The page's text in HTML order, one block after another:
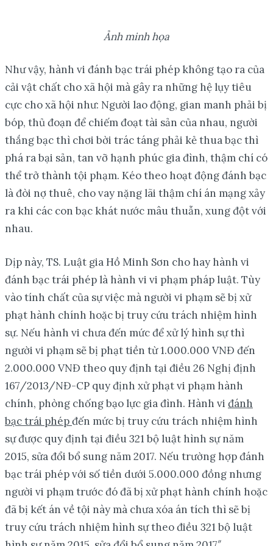
Ảnh minh họa
Như vậy, hành vi đánh bạc trái phép không tạo ra của
cải vật chất cho xã hội mà gây ra những hệ lụy tiêu
cực cho xã hội như: Người lao động, gian manh phải bị
bóp, thủ đoạn để chiếm đoạt tài sản của nhau, người
thắng bạc thì chơi bời trác táng phải kẻ thua bạc thì
phá ra bại sản, tan vỡ hạnh phúc gia đình, thậm chí có
thể trở thành tội phạm. Kéo theo hoạt động đánh bạc
là đòi nợ thuê, cho vay nặng lãi thậm chí án mạng xảy
ra khi các con bạc khát nước mâu thuẫn, xung đột với
nhau.
Dịp này, TS. Luật gia Hồ Minh Sơn cho hay hành vi
đánh bạc trái phép là hành vi vi phạm pháp luật. Tùy
vào tính chất của sự việc mà người vi phạm sẽ bị xử
phạt hành chính hoặc bị truy cứu trách nhiệm hình
sự. Nếu hành vi chưa đến mức để xử lý hình sự thì
người vi phạm sẽ bị phạt tiền từ 1.000.000 VNĐ đến
2.000.000 VNĐ theo quy định tại điều 26 Nghị định
167/2013/NĐ-CP quy định xử phạt vi phạm hành
chính, phòng chống bạo lực gia đình. Hành vi đánh
bạc trái phépđến mức bị truy cứu trách nhiệm hình
sự được quy định tại điều 321 bộ luật hình sự năm
2015, sửa đổi bổ sung năm 2017. Nếu trường hợp đánh
bạc trái phép với số tiền dưới 5.000.000 đồng nhưng
người vi phạm trước đó đã bị xử phạt hành chính hoặc
đã bị kết án về tội này mà chưa xóa án tích thì sẽ bị
truy cứu trách nhiệm hình sự theo điều 321 bộ luật